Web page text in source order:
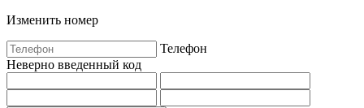
Изменить номер
Телефон
Неверно введенный код